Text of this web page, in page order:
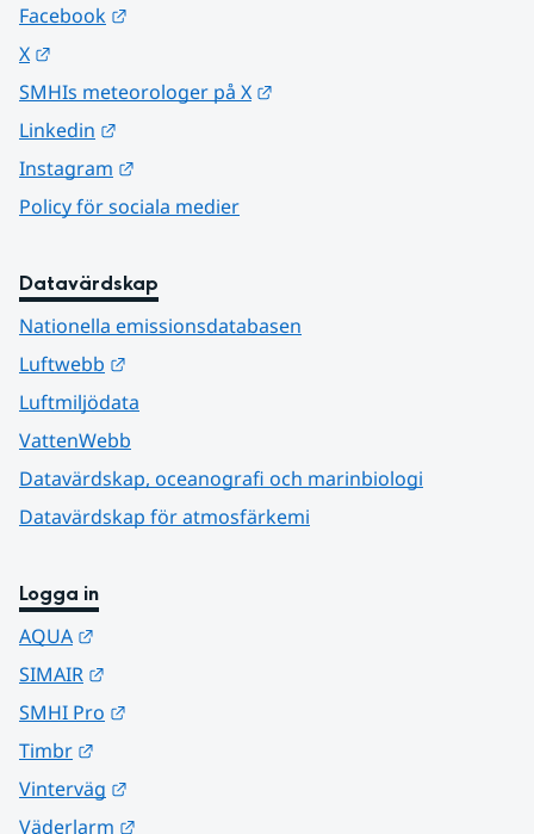
Facebook
X
SMHIs meteorologer på X
Linkedin
Instagram
Policy för sociala medier
Datavärdskap
Nationella emissionsdatabasen
Luftwebb
Luftmiljödata
VattenWebb
Datavärdskap, oceanografi och marinbiologi
Datavärdskap för atmosfärkemi
Logga in
AQUA
SIMAIR
SMHI Pro
Timbr
Vinterväg
Väderlarm